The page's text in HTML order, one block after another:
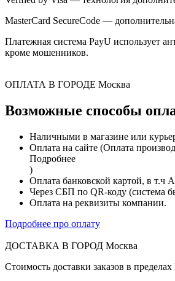
MasterCard SecureCode —
Платежная система PayU использует
кроме мошенников.
ОПЛАТА В ГОРОДЕ Москва
Возможные способы
Наличными в магазине или
Оплата на сайте (Оплата
Подробнее
)
Оплата банковской картой, в т.ч
Через СБП по QR-коду (система
Оплата на реквизиты компании.
Подробнее про оплату
ДОСТАВКА В ГОРОД Москва
Стоимость доставки заказов в